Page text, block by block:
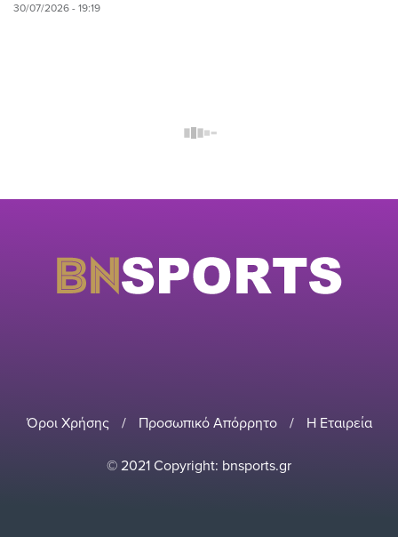
30/07/2026 - 19:19
Όροι Χρήσης / Προσωπικό Απόρρητο / Η Εταιρεία
© 2021 Copyright: bnsports.gr